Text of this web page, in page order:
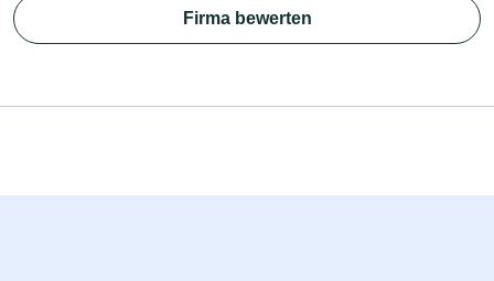
Firma bewerten